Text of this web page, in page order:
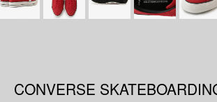
CONVERSE